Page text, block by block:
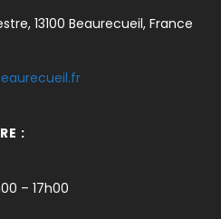
13100 Beaurecueil, France
:
– 17h00